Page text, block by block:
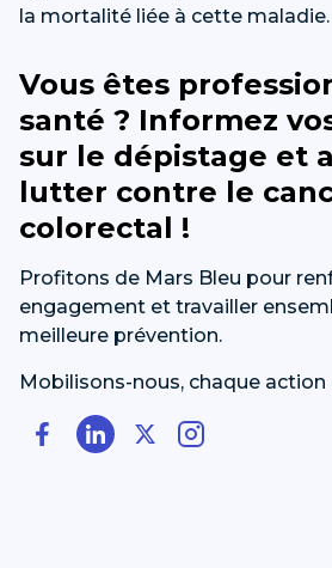
la mortalité liée à cette maladie.
Vous êtes
santé ? Informez
sur le dépistage et
lutter contre le
colorectal !
Profitons de Mars Bleu pour
engagement et travailler
meilleure prévention.
Mobilisons-nous, chaque